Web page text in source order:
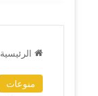
الرئيسية
منوعات